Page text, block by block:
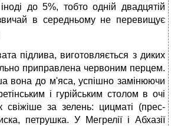
до 5%, тобто одній двадцятій
в середньому не перевищує
підлива, виготовляється з диких
приправлена червоним перцем.
вона до м'яса, успішно замінюючи
і гурійським столом в очі
свіжіше за зелень: цицматі (прес-
петрушка. У Мегрелії і Абхазії